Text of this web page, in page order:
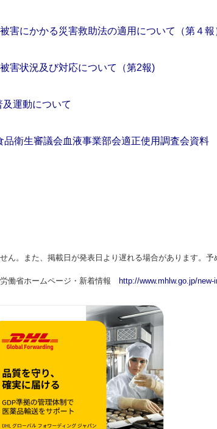
害にかかる災害救助法の適用について（第４報
害状況及び対応について（第2報)
運動について
衛生審議会血液事業部会適正使用調査会資料
ん。また、掲載日が発表日より遅れる場合があります。予
働省ホームページ・新着情報
http://www.mhlw.go.jp/new-